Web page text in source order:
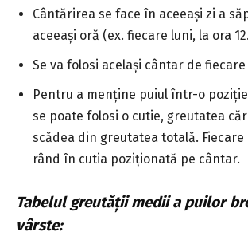
Cântărirea se face în aceeași zi a
aceeași oră (ex. fiecare luni, la ora
Se va folosi același cântar de
Pentru a menține puiul într-o
se poate folosi o cutie, greutatea
scădea din greutatea totală. Fiecare
rând în cutia poziționată pe cântar.
Tabelul greutății medii a puilor
vârste: